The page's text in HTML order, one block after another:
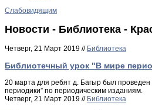
Слабовидящим
Новости - Библиотека -
Четверг, 21 Март 2019 // Библиотека
Библиотечный урок "В мире
20 марта для ребят д. Багыр был проведен
периодики” по периодическим изданиям.
Четверг, 21 Март 2019 // Библиотека